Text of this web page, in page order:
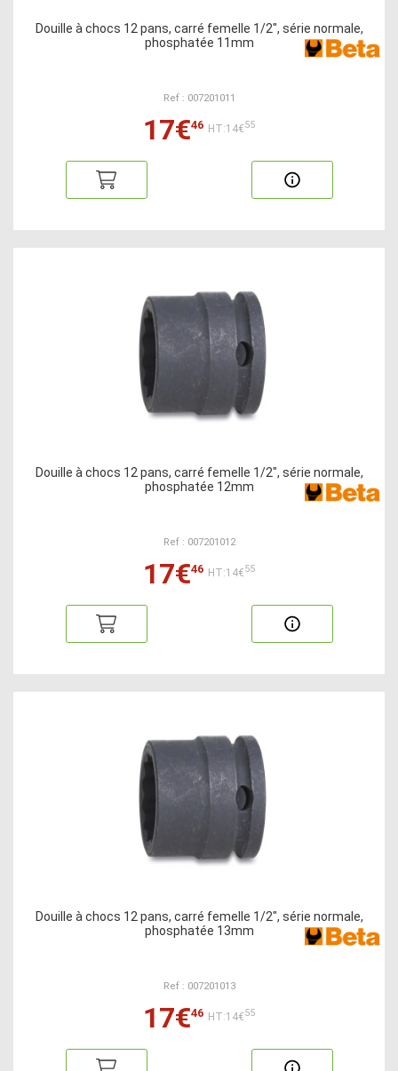
Douille à chocs 12 pans, carré femelle 1/2", série normale,
phosphatée 11mm
Ref : 007201011
17€46 HT:14€55
Douille à chocs 12 pans, carré femelle 1/2", série normale,
phosphatée 12mm
Ref : 007201012
17€46 HT:14€55
Douille à chocs 12 pans, carré femelle 1/2", série normale,
phosphatée 13mm
Ref : 007201013
17€46 HT:14€55